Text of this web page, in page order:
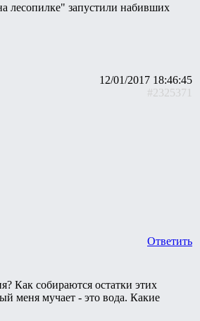
лесопилке" запустили набивших
12/01/2017 18:46:45
#2325371
Ответить
Как собираются остатки этих
меня мучает - это вода. Какие